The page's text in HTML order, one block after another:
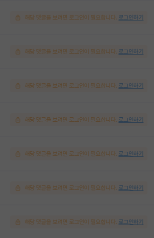
해당 댓글을 보려면 로그인이 필요합니다. 로그인하기
해당 댓글을 보려면 로그인이 필요합니다. 로그인하기
해당 댓글을 보려면 로그인이 필요합니다. 로그인하기
해당 댓글을 보려면 로그인이 필요합니다. 로그인하기
해당 댓글을 보려면 로그인이 필요합니다. 로그인하기
해당 댓글을 보려면 로그인이 필요합니다. 로그인하기
해당 댓글을 보려면 로그인이 필요합니다. 로그인하기